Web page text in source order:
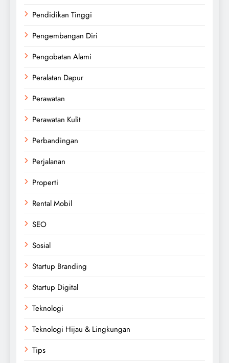
Pendidikan Tinggi
Pengembangan Diri
Pengobatan Alami
Peralatan Dapur
Perawatan
Perawatan Kulit
Perbandingan
Perjalanan
Properti
Rental Mobil
SEO
Sosial
Startup Branding
Startup Digital
Teknologi
Teknologi Hijau & Lingkungan
Tips